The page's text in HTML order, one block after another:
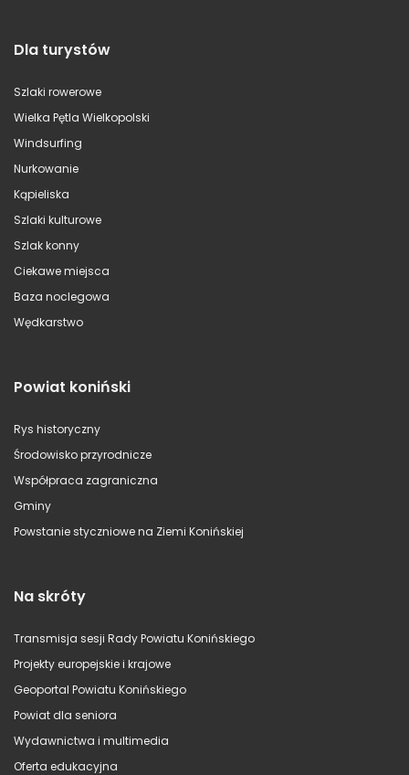
Dla turystów
Szlaki rowerowe
Wielka Pętla Wielkopolski
Windsurfing
Nurkowanie
Kąpieliska
Szlaki kulturowe
Szlak konny
Ciekawe miejsca
Baza noclegowa
Wędkarstwo
Powiat koniński
Rys historyczny
Środowisko przyrodnicze
Współpraca zagraniczna
Gminy
Powstanie styczniowe na Ziemi Konińskiej
Na skróty
Transmisja sesji Rady Powiatu Konińskiego
Projekty europejskie i krajowe
Geoportal Powiatu Konińskiego
Powiat dla seniora
Wydawnictwa i multimedia
Oferta edukacyjna